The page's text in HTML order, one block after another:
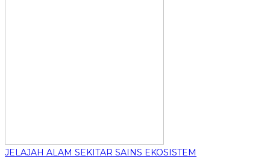
JELAJAH ALAM SEKITAR SAINS EKOSISTEM